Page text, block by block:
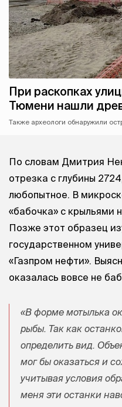
При раскопках
Тюмени нашли
Также археологи обнаружили
По словам Дмитрия
отрезка с глубины
любопытное. В
«бабочка» с крыльями
Позже этот образец
государственном
«Газпром нефти».
оказалась вовсе не
«В форме мотылька
рыбы. Так как
определить вид.
мог бы оказаться и
учитывая условия
меня эти останки